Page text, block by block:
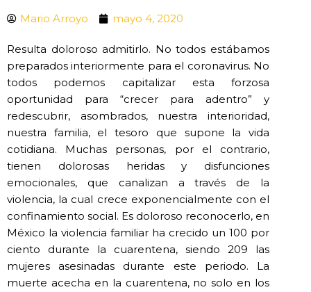
Mario Arroyo mayo 4, 2020
Resulta doloroso admitirlo. No todos estábamos
preparados interiormente para el coronavirus. No
todos podemos capitalizar esta forzosa
oportunidad para “crecer para adentro” y
redescubrir, asombrados, nuestra interioridad,
nuestra familia, el tesoro que supone la vida
cotidiana. Muchas personas, por el contrario,
tienen dolorosas heridas y disfunciones
emocionales, que canalizan a través de la
violencia, la cual crece exponencialmente con el
confinamiento social. Es doloroso reconocerlo, en
México la violencia familiar ha crecido un 100 por
ciento durante la cuarentena, siendo 209 las
mujeres asesinadas durante este periodo. La
muerte acecha en la cuarentena, no solo en los